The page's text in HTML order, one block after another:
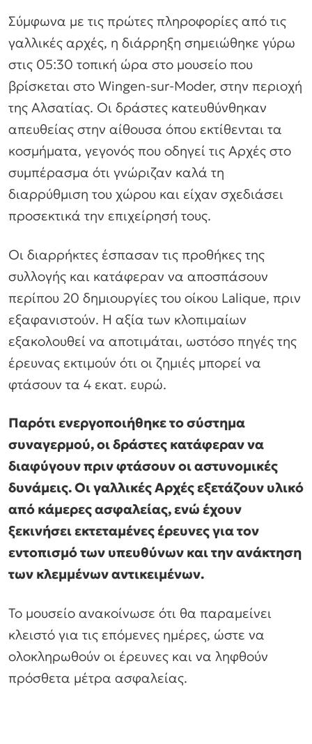
Σύμφωνα με τις πρώτες πληροφορίες από τις
γαλλικές αρχές, η διάρρηξη σημειώθηκε γύρω
στις 05:30 τοπική ώρα στο μουσείο που
βρίσκεται στο Wingen-sur-Moder, στην περιοχή
της Αλσατίας. Οι δράστες κατευθύνθηκαν
απευθείας στην αίθουσα όπου εκτίθενται τα
κοσμήματα, γεγονός που οδηγεί τις Αρχές στο
συμπέρασμα ότι γνώριζαν καλά τη
διαρρύθμιση του χώρου και είχαν σχεδιάσει
προσεκτικά την επιχείρησή τους.
Οι διαρρήκτες έσπασαν τις προθήκες της
συλλογής και κατάφεραν να αποσπάσουν
περίπου 20 δημιουργίες του οίκου Lalique, πριν
εξαφανιστούν. Η αξία των κλοπιμαίων
εξακολουθεί να αποτιμάται, ωστόσο πηγές της
έρευνας εκτιμούν ότι οι ζημιές μπορεί να
φτάσουν τα 4 εκατ. ευρώ.
Παρότι ενεργοποιήθηκε το σύστημα
συναγερμού, οι δράστες κατάφεραν να
διαφύγουν πριν φτάσουν οι αστυνομικές
δυνάμεις. Οι γαλλικές Αρχές εξετάζουν υλικό
από κάμερες ασφαλείας, ενώ έχουν
ξεκινήσει εκτεταμένες έρευνες για τον
εντοπισμό των υπευθύνων και την ανάκτηση
των κλεμμένων αντικειμένων.
Το μουσείο ανακοίνωσε ότι θα παραμείνει
κλειστό για τις επόμενες ημέρες, ώστε να
ολοκληρωθούν οι έρευνες και να ληφθούν
πρόσθετα μέτρα ασφαλείας.